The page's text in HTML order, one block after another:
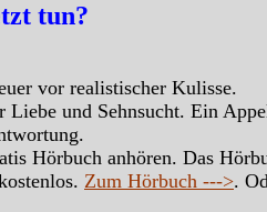
tun?
vor realistischer Kulisse.
Liebe und Sehnsucht. Ein
Hörbuch anhören. Das
Zum Hörbuch --->.